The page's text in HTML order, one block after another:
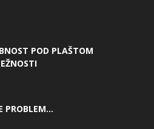
POD PLAŠTOM
PROBLEM…